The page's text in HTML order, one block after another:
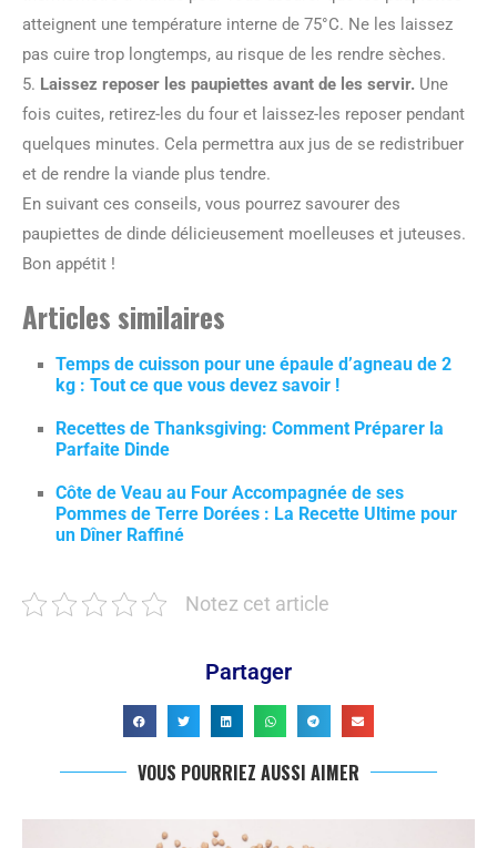
atteignent une température interne de 75°C. Ne les laissez
pas cuire trop longtemps, au risque de les rendre sèches.
5. Laissez reposer les paupiettes avant de les servir. Une
fois cuites, retirez-les du four et laissez-les reposer pendant
quelques minutes. Cela permettra aux jus de se redistribuer
et de rendre la viande plus tendre.
En suivant ces conseils, vous pourrez savourer des
paupiettes de dinde délicieusement moelleuses et juteuses.
Bon appétit !
Articles similaires
Temps de cuisson pour une épaule d’agneau de 2
kg : Tout ce que vous devez savoir !
Recettes de Thanksgiving: Comment Préparer la
Parfaite Dinde
Côte de Veau au Four Accompagnée de ses
Pommes de Terre Dorées : La Recette Ultime pour
un Dîner Raffiné
Notez cet article
Partager
VOUS POURRIEZ AUSSI AIMER